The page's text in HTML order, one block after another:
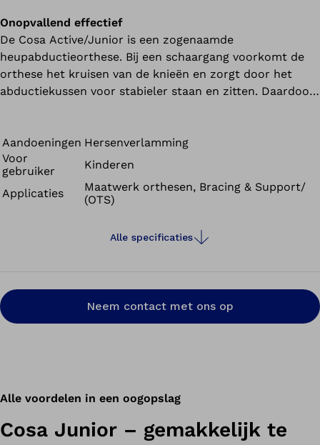
Onopvallend effectief
De Cosa Active/Junior is een zogenaamde
heupabductieorthese. Bij een schaargang voorkomt de
orthese het kruisen van de knieën en zorgt door het
abductiekussen voor stabieler staan en zitten. Daardoor
Aandoeningen Hersenverlamming
Voor
gebruiker
Kinderen
Applicaties
Maatwerk orthesen, Bracing & Support/
(OTS)
Alle specificaties
Neem contact met ons op
Alle voordelen in een oogopslag
Cosa Junior – gemakkelijk te